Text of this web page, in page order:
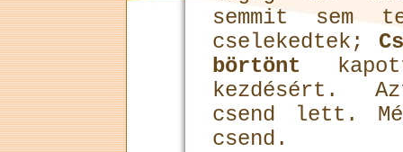
semmit sem
cselekedtek;
börtönt
kezdésért.
csend lett.
csend.